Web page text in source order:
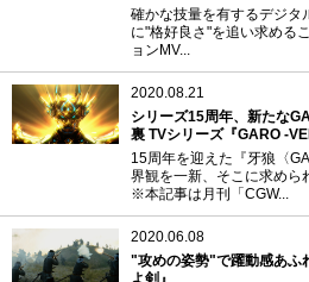
確かな技量を有するデジタ
に"格好良さ"を追い求める
ョンMV...
2020.08.21
シリーズ15周年、新たな
裏 TVシリーズ『GARO -
15周年を迎えた『牙狼〈
界観を一新、そこに求めら
※本記事は月刊「CGW...
2020.06.08
"攻めの姿勢"で躍動感あふ
よ剣』